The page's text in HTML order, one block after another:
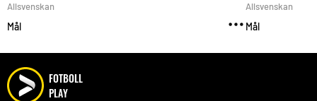
Allsvenskan
Mål
Allsvenskan
Mål
FOTBOLL
PLAY